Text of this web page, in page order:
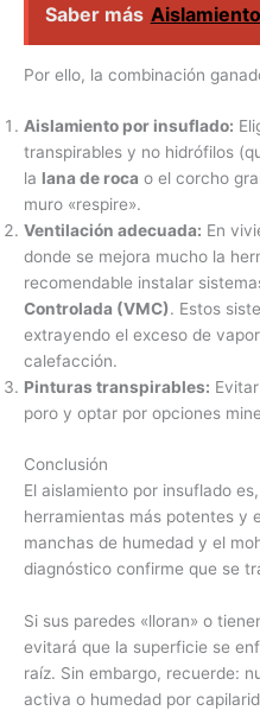
Saber más
Por ello, la combinación
Aislamiento por insuflado:
transpirables y no hidrófilos
la lana de roca o el corcho
muro «respire».
Ventilación adecuada: En
donde se mejora mucho la
recomendable instalar
Controlada (VMC). Estos
extrayendo el exceso de
calefacción.
Pinturas transpirables:
poro y optar por opciones
Conclusión
El aislamiento por insuflado
herramientas más potentes y
manchas de humedad y el
diagnóstico confirme que se
Si sus paredes «lloran» o
evitará que la superficie se
raíz. Sin embargo, recuerde:
activa o humedad por